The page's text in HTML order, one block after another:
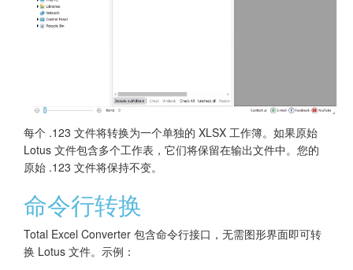
每个 .123 文件将转换为一个单独的 XLSX 工作簿。如果原始
Lotus 文件包含多个工作表，它们将保留在输出文件中。您的
原始 .123 文件将保持不变。
命令行转换
Total Excel Converter 包含命令行接口，无需图形界面即可转
换 Lotus 文件。示例：